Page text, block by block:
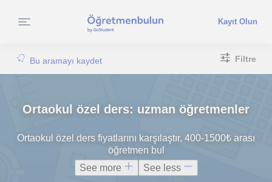
Kayıt Olun
Bu aramayı kaydet Filtre
Ortaokul özel ders: uzman öğretmenler
Ortaokul özel ders fiyatlarını karşılaştır, 400-1500₺ arası
öğretmen bul
See more
See less